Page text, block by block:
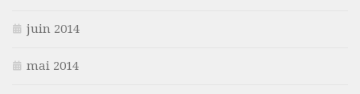
juin 2014
mai 2014